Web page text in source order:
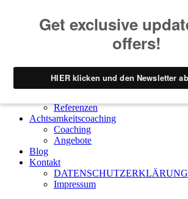
Home
Vorträge
Referenzen
Achtsamkeitscoaching
Coaching
Angebote
Blog
Kontakt
DATENSCHUTZERKLÄRUNG
Impressum